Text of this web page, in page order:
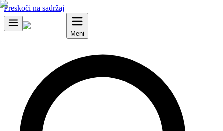
Preskoči na sadržaj
Meni